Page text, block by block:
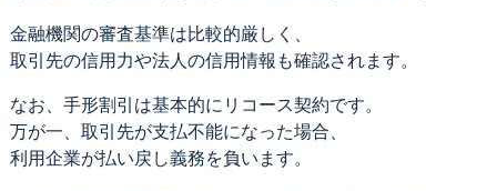
金融機関の審査基準は比較的厳しく、
取引先の信用力や法人の信用情報も確認されます。
なお、手形割引は基本的にリコース契約です。
万が一、取引先が支払不能になった場合、
利用企業が払い戻し義務を負います。